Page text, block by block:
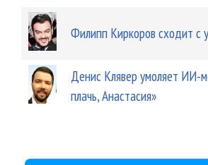
Филипп Киркоров сходит с
Денис Клявер умоляет ИИ-
плачь, Анастасия»